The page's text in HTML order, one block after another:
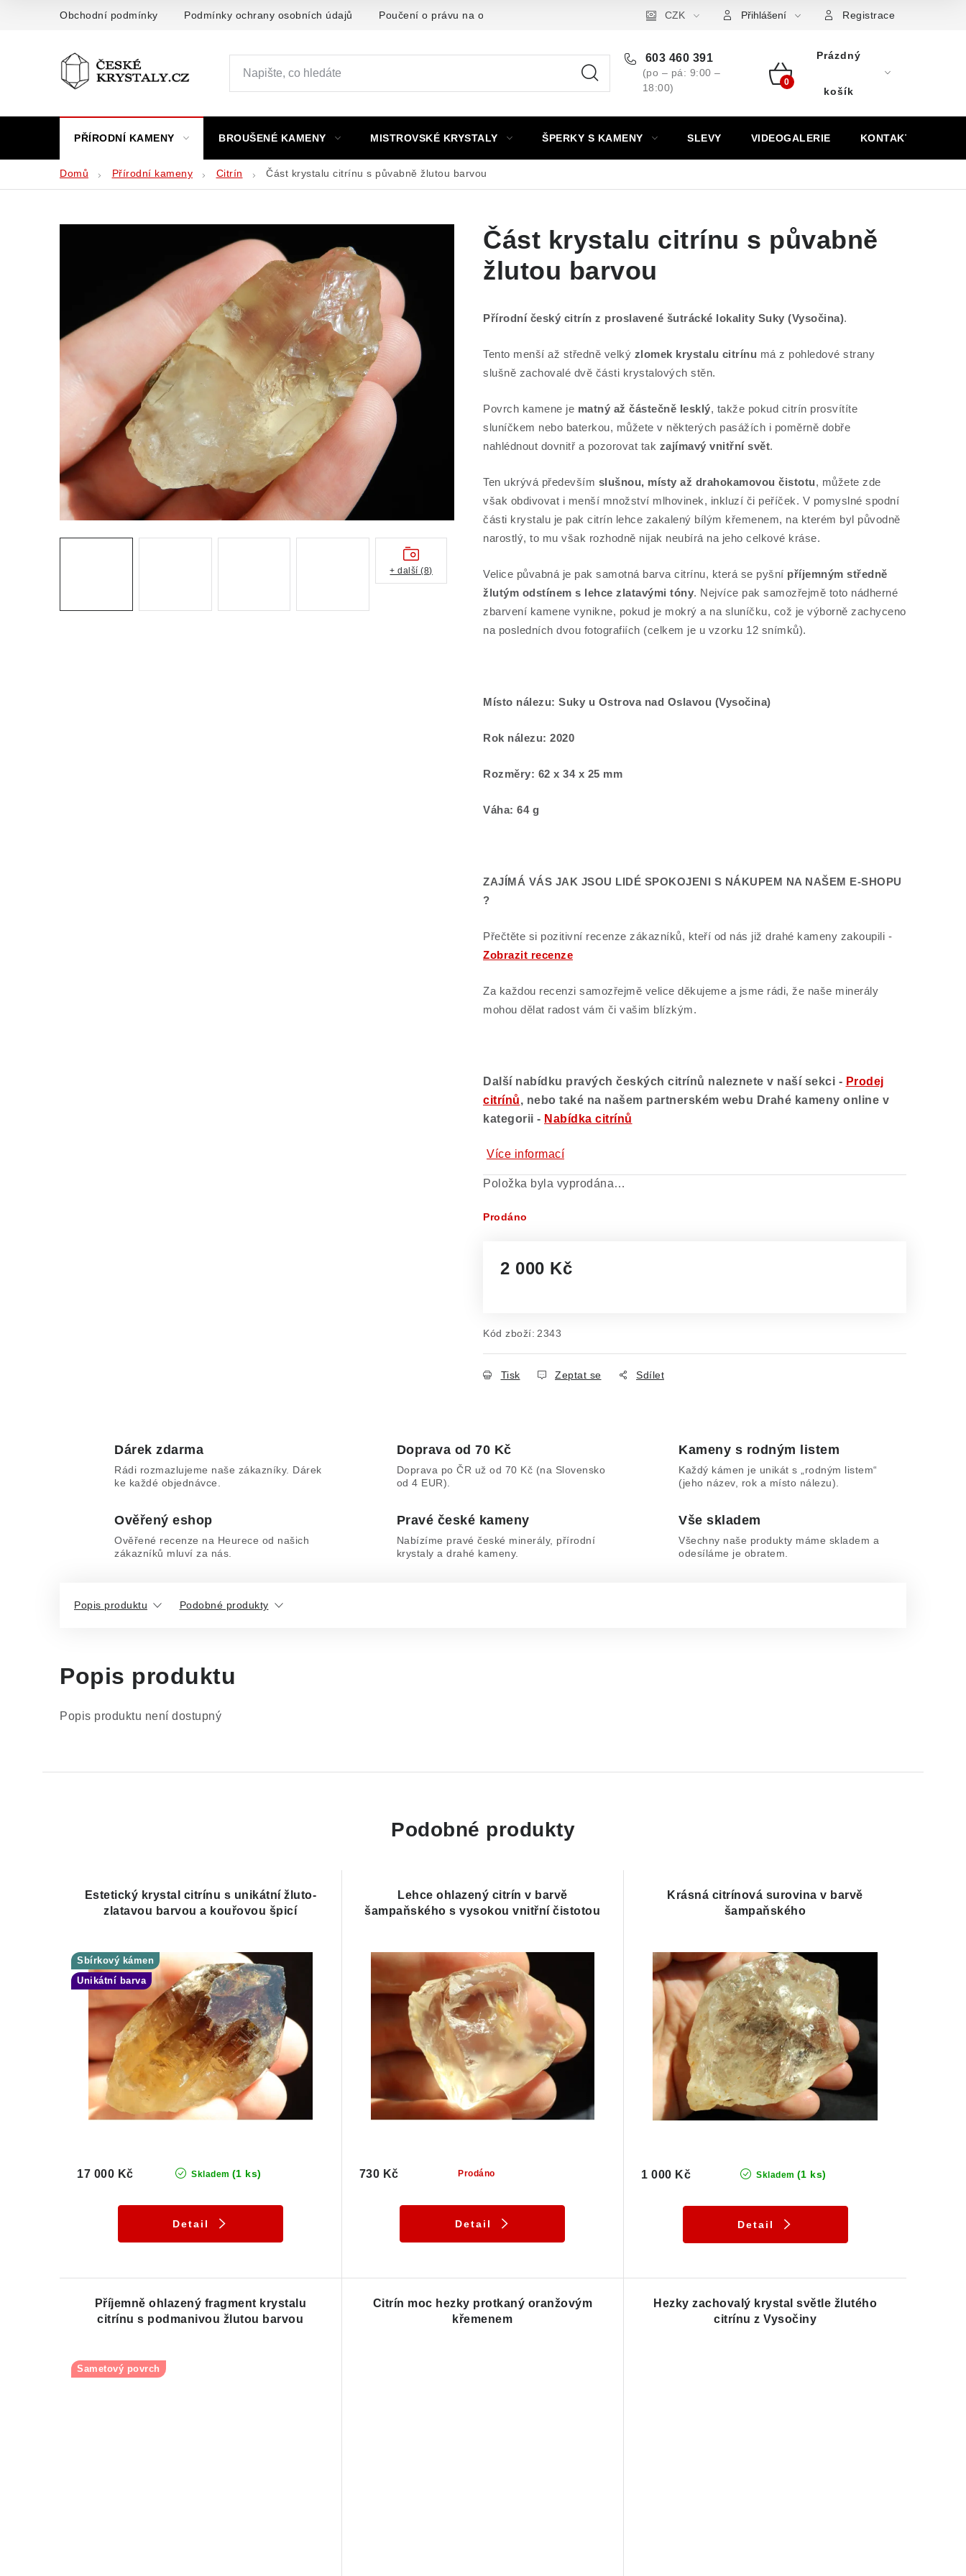
Obchodní podmínky Podmínky ochrany osobních údajů Poučení o právu na odstoupení od smlouvy Puncovní značky Výkup minerálů a drahých kamenů
CZK Přihlášení Registrace
603 460 391
(po – pá: 9:00 –
18:00)
Nákupní
Prázdný
košík
PŘÍRODNÍ KAMENY BROUŠENÉ KAMENY MISTROVSKÉ KRYSTALY ŠPERKY S KAMENY SLEVY VIDEOGALERIE KONTAKT
Domů Přírodní kameny Citrín Část krystalu citrínu s půvabně žlutou barvou
Část krystalu citrínu s půvabně
žlutou barvou
Přírodní český citrín z proslavené šutrácké lokality Suky (Vysočina).
Tento menší až středně velký zlomek krystalu citrínu má z pohledové strany
slušně zachovalé dvě části krystalových stěn.
Povrch kamene je matný až částečně lesklý, takže pokud citrín prosvítíte
sluníčkem nebo baterkou, můžete v některých pasážích i poměrně dobře
nahlédnout dovnitř a pozorovat tak zajímavý vnitřní svět.
Ten ukrývá především slušnou, místy až drahokamovou čistotu, můžete zde
však obdivovat i menší množství mlhovinek, inkluzí či peříček. V pomyslné spodní
části krystalu je pak citrín lehce zakalený bílým křemenem, na kterém byl původně
narostlý, to mu však rozhodně nijak neubírá na jeho celkové kráse.
Velice půvabná je pak samotná barva citrínu, která se pyšní příjemným středně
žlutým odstínem s lehce zlatavými tóny. Nejvíce pak samozřejmě toto nádherné
zbarvení kamene vynikne, pokud je mokrý a na sluníčku, což je výborně zachyceno
na posledních dvou fotografiích (celkem je u vzorku 12 snímků).
Místo nálezu: Suky u Ostrova nad Oslavou (Vysočina)
Rok nálezu: 2020
Rozměry: 62 x 34 x 25 mm
Váha: 64 g
ZAJÍMÁ VÁS JAK JSOU LIDÉ SPOKOJENI S NÁKUPEM NA NAŠEM E-SHOPU
?
Přečtěte si pozitivní recenze zákazníků, kteří od nás již drahé kameny zakoupili -
Zobrazit recenze
Za každou recenzi samozřejmě velice děkujeme a jsme rádi, že naše minerály
mohou dělat radost vám či vašim blízkým.
Další nabídku pravých českých citrínů naleznete v naší sekci - Prodej
citrínů, nebo také na našem partnerském webu Drahé kameny online v
kategorii - Nabídka citrínů
Více informací
Položka byla vyprodána…
Prodáno
2 000 Kč
Kód zboží: 2343
Tisk Zeptat se Sdílet
+ další (8)
Dárek zdarma
Rádi rozmazlujeme naše zákazníky. Dárek
ke každé objednávce.
Doprava od 70 Kč
Doprava po ČR už od 70 Kč (na Slovensko
od 4 EUR).
Kameny s rodným listem
Každý kámen je unikát s „rodným listem“
(jeho název, rok a místo nálezu).
Ověřený eshop
Ověřené recenze na Heurece od našich
zákazníků mluví za nás.
Pravé české kameny
Nabízíme pravé české minerály, přírodní
krystaly a drahé kameny.
Vše skladem
Všechny naše produkty máme skladem a
odesíláme je obratem.
Popis produktu Podobné produkty
Popis produktu
Popis produktu není dostupný
Podobné produkty
Estetický krystal citrínu s unikátní žluto-
zlatavou barvou a kouřovou špicí
Sbírkový kámen
Unikátní barva
Skladem (1 ks)
17 000 Kč
Detail
Lehce ohlazený citrín v barvě
šampaňského s vysokou vnitřní čistotou
Prodáno
730 Kč
Detail
Krásná citrínová surovina v barvě
šampaňského
Skladem (1 ks)
1 000 Kč
Detail
Příjemně ohlazený fragment krystalu
citrínu s podmanivou žlutou barvou
Sametový povrch
Citrín moc hezky protkaný oranžovým
křemenem
Hezky zachovalý krystal světle žlutého
citrínu z Vysočiny